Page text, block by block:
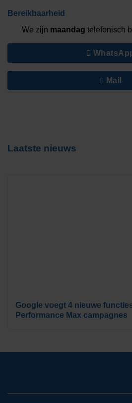
Bereikbaarheid
We zijn maandag telefonisch
Mail
Laatste nieuws
Google voegt 4 nieuwe
Performance Max campagnes